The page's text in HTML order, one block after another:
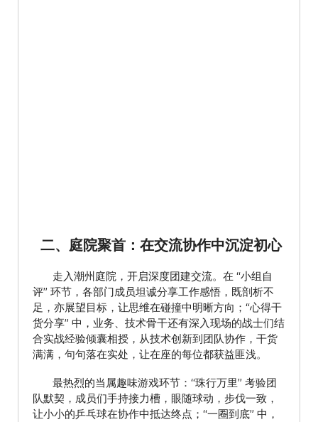
二、庭院聚首：在交流协作中沉淀初心
走入潮州庭院，开启深度团建交流。在 “小组自
评” 环节，各部门成员坦诚分享工作感悟，既剖析不
足，亦展望目标，让思维在碰撞中明晰方向；“心得干
货分享” 中，业务、技术骨干还有深入现场的战士们结
合实战经验倾囊相授，从技术创新到团队协作，干货
满满，句句落在实处，让在座的每位都获益匪浅。
最热烈的当属趣味游戏环节：“珠行万里” 考验团
队默契，成员们手持接力槽，眼随球动，步伐一致，
让小小的乒乓球在协作中抵达终点；“一圈到底” 中，